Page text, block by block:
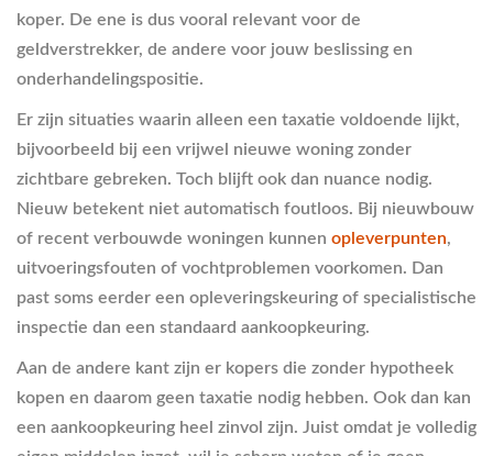
koper. De ene is dus vooral relevant voor de
geldverstrekker, de andere voor jouw beslissing en
onderhandelingspositie.
Er zijn situaties waarin alleen een taxatie voldoende lijkt,
bijvoorbeeld bij een vrijwel nieuwe woning zonder
zichtbare gebreken. Toch blijft ook dan nuance nodig.
Nieuw betekent niet automatisch foutloos. Bij nieuwbouw
of recent verbouwde woningen kunnen opleverpunten,
uitvoeringsfouten of vochtproblemen voorkomen. Dan
past soms eerder een opleveringskeuring of specialistische
inspectie dan een standaard aankoopkeuring.
Aan de andere kant zijn er kopers die zonder hypotheek
kopen en daarom geen taxatie nodig hebben. Ook dan kan
een aankoopkeuring heel zinvol zijn. Juist omdat je volledig